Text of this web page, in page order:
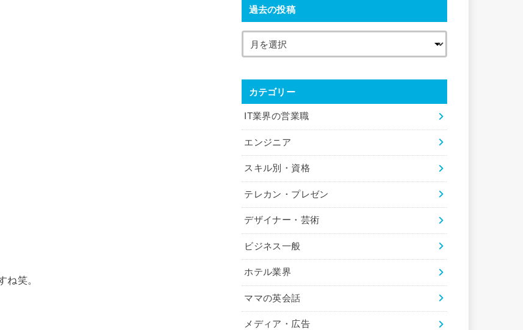
ね笑。
過去の投稿
カテゴリー
IT業界の営業職
エンジニア
スキル別・資格
テレカン・プレゼン
デザイナー・芸術
ビジネス一般
ホテル業界
ママの英会話
メディア・広告